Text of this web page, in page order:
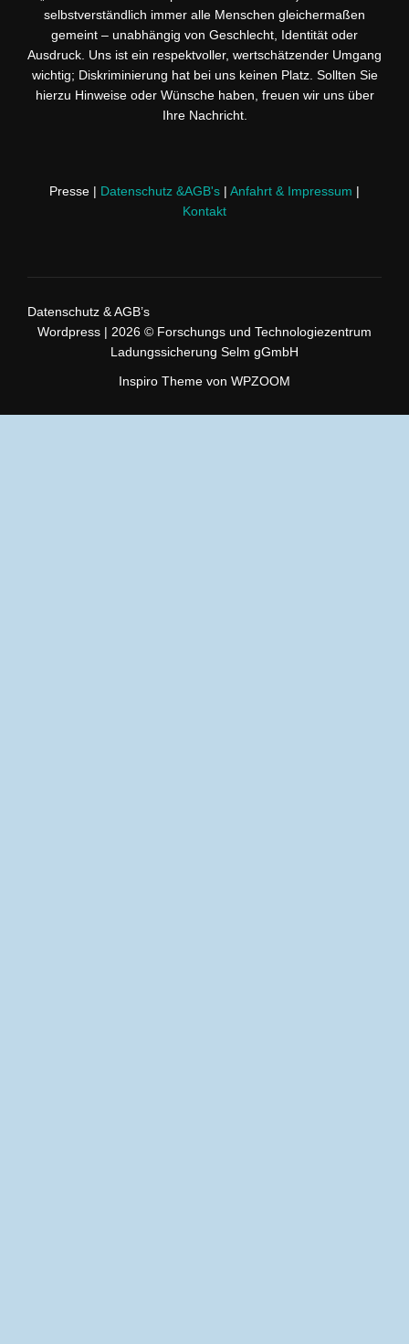
selbstverständlich immer alle Menschen gleichermaßen
gemeint – unabhängig von Geschlecht, Identität oder
Ausdruck. Uns ist ein respektvoller, wertschätzender Umgang
wichtig; Diskriminierung hat bei uns keinen Platz. Sollten Sie
hierzu Hinweise oder Wünsche haben, freuen wir uns über
Ihre Nachricht.
Presse | Datenschutz &AGB's | Anfahrt & Impressum |
Kontakt
Datenschutz & AGB’s
Wordpress | 2026 © Forschungs und Technologiezentrum
Ladungssicherung Selm gGmbH
Inspiro Theme von WPZOOM